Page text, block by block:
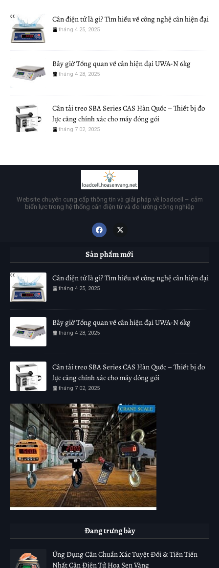
Cân điện tử là gì? Tìm hiểu về công nghệ cân hiện đại
tháng 4 25, 2025
Bây giờ Tổng quan về cân hiện đại UWA-N 6kg
tháng 4 28, 2025
Cân tải treo SBA Series CAS Hàn Quốc – Thiết bị đo
lực căng chính xác cho máy đóng gói
tháng 7 02, 2025
Website chuyên cung cấp thông tin và giải pháp về loadcell – cảm
biến lực trong hệ thống cân điện tử và đo lường công nghiệp
Sản phẩm mới
Cân điện tử là gì? Tìm hiểu về công nghệ cân hiện đại
tháng 4 25, 2025
Bây giờ Tổng quan về cân hiện đại UWA-N 6kg
tháng 4 28, 2025
Cân tải treo SBA Series CAS Hàn Quốc – Thiết bị đo
lực căng chính xác cho máy đóng gói
tháng 7 02, 2025
Đang trưng bày
Ứng Dụng Cân Chuẩn Xác Tuyệt Đối & Tiên Tiến
Nhất Cân Điện Tử Hoa Sen Vàng